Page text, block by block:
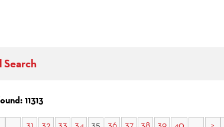
Search
11313